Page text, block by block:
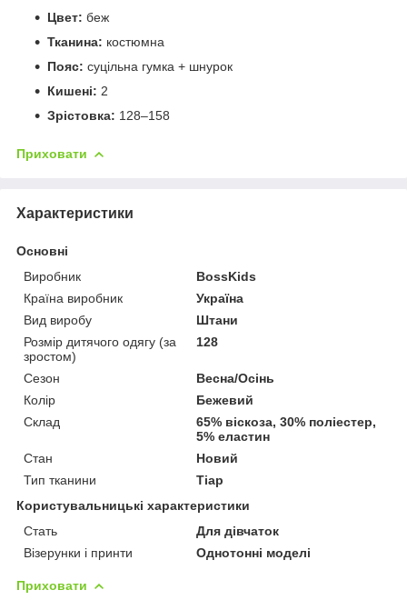
Цвет: беж
Тканина: костюмна
Пояс: суцільна гумка + шнурок
Кишені: 2
Зрістовка: 128–158
Приховати
Характеристики
Основні
Виробник
BossKids
Країна виробник
Україна
Вид виробу
Штани
Розмір дитячого одягу (за
зростом)
128
Сезон
Весна/Осінь
Колір
Бежевий
Склад
65% віскоза, 30% поліестер,
5% еластин
Стан
Новий
Тип тканини
Тіар
Користувальницькі характеристики
Стать
Для дівчаток
Візерунки і принти
Однотонні моделі
Приховати